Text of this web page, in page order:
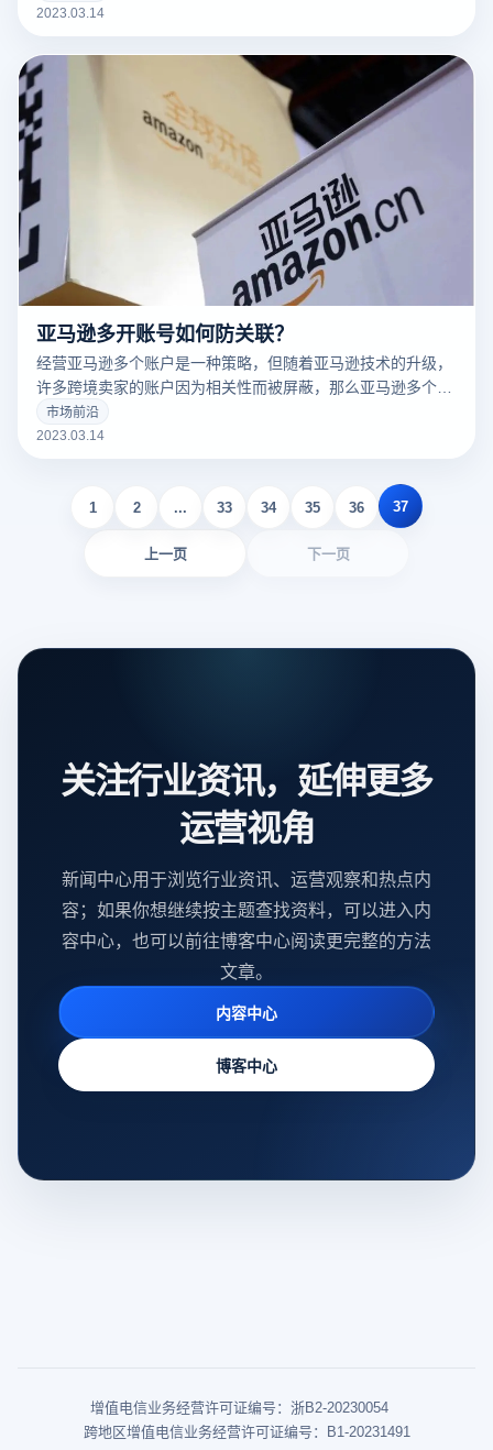
2023.03.14
亚马逊多开账号如何防关联？
经营亚马逊多个账户是一种策略，但随着亚马逊技术的升级，
许多跨境卖家的账户因为相关性而被屏蔽，那么亚马逊多个账
户和多个商店的卖家如何防止相关性呢？有什么好的防关联方
法？
市场前沿
2023.03.14
上一页
1 2 ... 33 34 35 36 37
下一页
关注行业资讯，延伸更多
运营视角
新闻中心用于浏览行业资讯、运营观察和热点内
容；如果你想继续按主题查找资料，可以进入内
容中心，也可以前往博客中心阅读更完整的方法
文章。
内容中心
博客中心
增值电信业务经营许可证编号：浙B2-20230054
跨地区增值电信业务经营许可证编号：B1-20231491